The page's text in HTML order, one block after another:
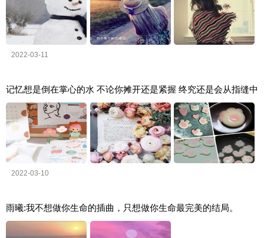
2022-03-11
记忆想是倒在掌心的水 不论你摊开还是紧握 终究还是会从指缝中
2022-03-10
雨曦:我不想做你生命的插曲，只想做你生命最完美的结局。